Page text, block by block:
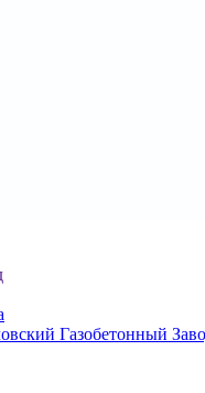
Газобетонный